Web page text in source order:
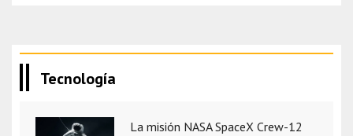
Tecnología
La misión NASA SpaceX Crew-12